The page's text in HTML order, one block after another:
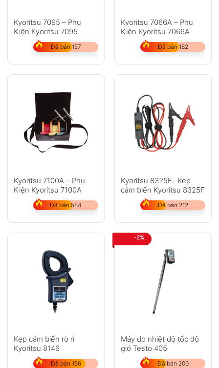
Kyoritsu 7095 – Phụ
Kiện Kyoritsu 7095
Đã bán 157
Kyoritsu 7066A – Phụ
Kiện Kyoritsu 7066A
Đã bán 162
Kyoritsu 7100A – Phụ
Kiện Kyoritsu 7100A
Đã bán 584
Kyoritsu 8325F- Kẹp
cảm biến Kyoritsu 8325F
Đã bán 212
Kẹp cảm biến rò rỉ
Kyoritsu 8146
Đã bán 156
-2%
Máy đo nhiệt độ tốc độ
gió Testo 405
Đã bán 200